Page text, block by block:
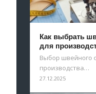
Как выбрать
для
Выбор швейного
производства…
27.12.2025